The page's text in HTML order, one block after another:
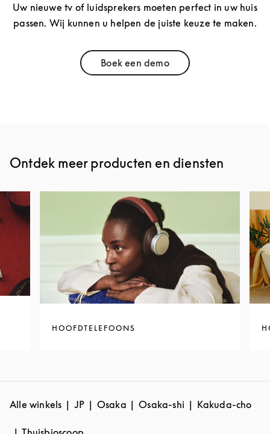
Uw nieuwe tv of luidsprekers moeten perfect in uw huis
passen. Wij kunnen u helpen de juiste keuze te maken.
Boek een demoLink Opens in New Tab
Ontdek meer producten en diensten
HOOFDTELEFOONS
Alle winkels JP Osaka Osaka-shi Kakuda-cho